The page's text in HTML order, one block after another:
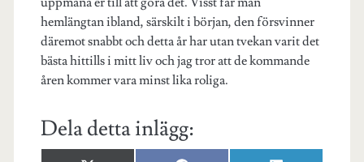
hemlängtan ibland, särskilt i början, den försvinner
däremot snabbt och detta år har utan tvekan varit det
bästa hittills i mitt liv och jag tror att de kommande
åren kommer vara minst lika roliga.
Dela detta inlägg: